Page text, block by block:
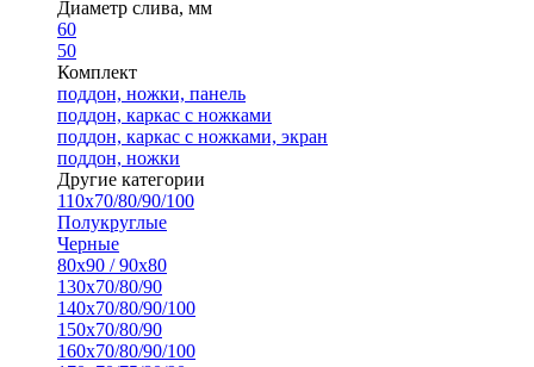
Диаметр слива, мм
60
50
Комплект
поддон, ножки, панель
поддон, каркас с ножками
поддон, каркас с ножками, экран
поддон, ножки
Другие категории
110х70/80/90/100
Полукруглые
Черные
80х90 / 90х80
130х70/80/90
140х70/80/90/100
150х70/80/90
160х70/80/90/100